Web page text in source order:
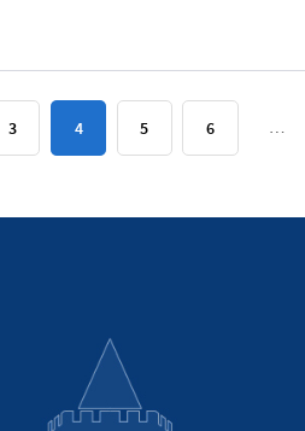
3 4 5 6 …